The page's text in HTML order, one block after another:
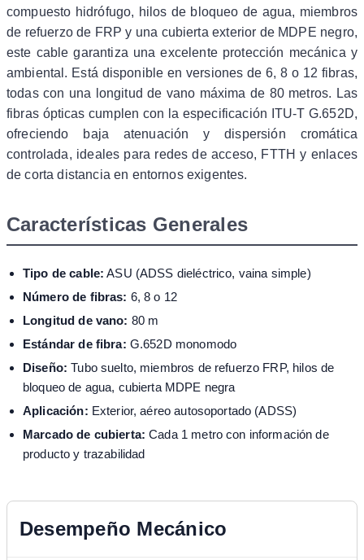
compuesto hidrófugo, hilos de bloqueo de agua, miembros
de refuerzo de FRP y una cubierta exterior de MDPE negro,
este cable garantiza una excelente protección mecánica y
ambiental. Está disponible en versiones de 6, 8 o 12 fibras,
todas con una longitud de vano máxima de 80 metros. Las
fibras ópticas cumplen con la especificación ITU-T G.652D,
ofreciendo baja atenuación y dispersión cromática
controlada, ideales para redes de acceso, FTTH y enlaces
de corta distancia en entornos exigentes.
Características Generales
Tipo de cable: ASU (ADSS dieléctrico, vaina simple)
Número de fibras: 6, 8 o 12
Longitud de vano: 80 m
Estándar de fibra: G.652D monomodo
Diseño: Tubo suelto, miembros de refuerzo FRP, hilos de
bloqueo de agua, cubierta MDPE negra
Aplicación: Exterior, aéreo autosoportado (ADSS)
Marcado de cubierta: Cada 1 metro con información de
producto y trazabilidad
Desempeño Mecánico